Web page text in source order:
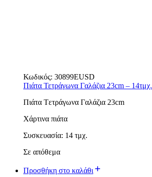
Κωδικός: 30899EUSD
Πιάτα Τετράγωνα Γαλάζια 23cm – 14τμχ.
Πιάτα Tετράγωνα Γαλάζια 23cm
Χάρτινα πιάτα
Συσκευασία: 14 τμχ.
Σε απόθεμα
Προσθήκη στο καλάθι